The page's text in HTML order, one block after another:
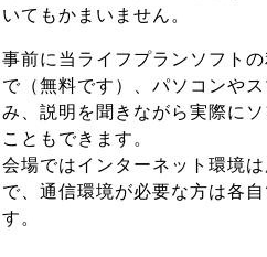
いてもかまいません。
事前に当ライフプランソフト
で（無料です）、パソコンや
み、説明を聞きながら実際に
こともできます。
会場ではインターネット環境
で、通信環境が必要な方は各
す。